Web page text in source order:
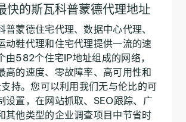
快的斯瓦科普蒙德代理地址
普蒙德住宅代理、数据中心代理、
动鞋代理和住宅代理提供一流的速
由582个住宅IP地址组成的网络，
高的速度、零故障率、高可用性和
持。您可以利用我们无与伦比的可
设置，在网站抓取、SEO跟踪、广
其他类型的企业调查项目中节省时